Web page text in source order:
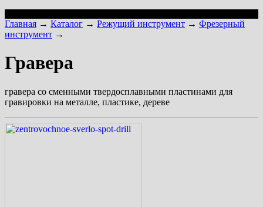
Главная → Каталог → Режущий инструмент → Фрезерный
инструмент →
Гравера
гравера со сменными твердосплавными пластинами для
гравировки на металле, пластике, дереве